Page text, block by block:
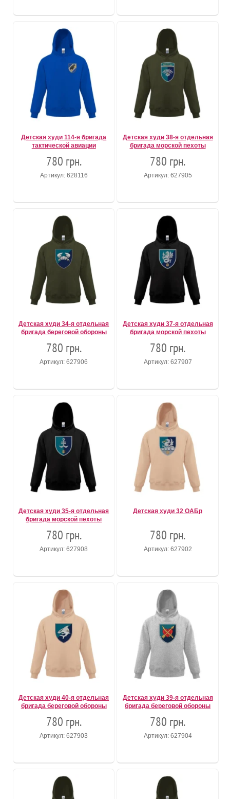
Детская худи 114-я бригада
тактической авиации
780 грн.
Артикул: 628116
Детская худи 38-я отдельная
бригада морской пехоты
780 грн.
Артикул: 627905
Детская худи 34-я отдельная
бригада береговой обороны
780 грн.
Артикул: 627906
Детская худи 37-я отдельная
бригада морской пехоты
780 грн.
Артикул: 627907
Детская худи 35-я отдельная
бригада морской пехоты
780 грн.
Артикул: 627908
Детская худи 32 ОАБр
780 грн.
Артикул: 627902
Детская худи 40-я отдельная
бригада береговой обороны
780 грн.
Артикул: 627903
Детская худи 39-я отдельная
бригада береговой обороны
780 грн.
Артикул: 627904